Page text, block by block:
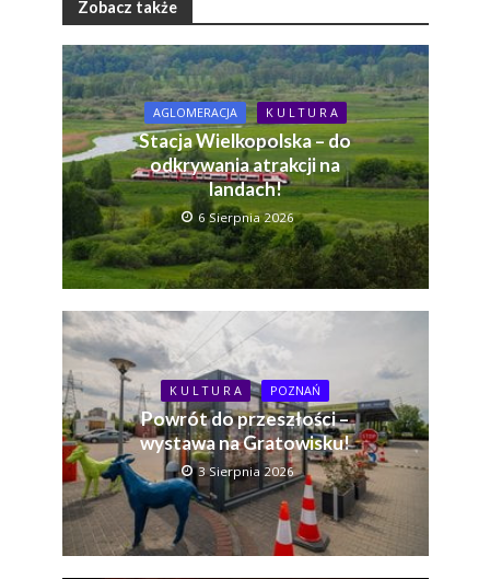
Zobacz także
AGLOMERACJA K U L T U R A
Stacja Wielkopolska – do
odkrywania atrakcji na
landach!
6 Sierpnia 2026
K U L T U R A POZNAŃ
Powrót do przeszłości –
wystawa na Gratowisku!
3 Sierpnia 2026